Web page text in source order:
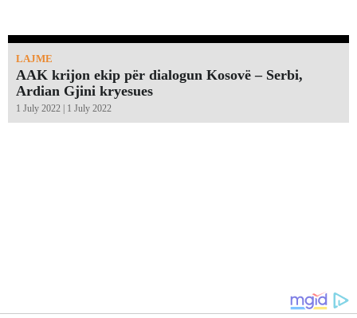
LAJME
AAK krijon ekip për dialogun Kosovë – Serbi,
Ardian Gjini kryesues
1 July 2022 | 1 July 2022